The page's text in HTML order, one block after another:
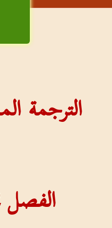
الترجمة
الفصل